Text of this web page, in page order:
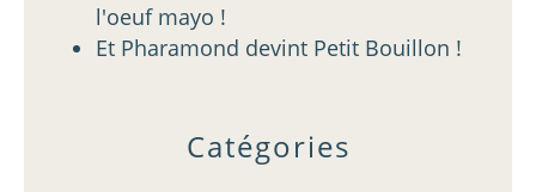
Catégories
l'oeuf mayo !
Et Pharamond devint Petit Bouillon !